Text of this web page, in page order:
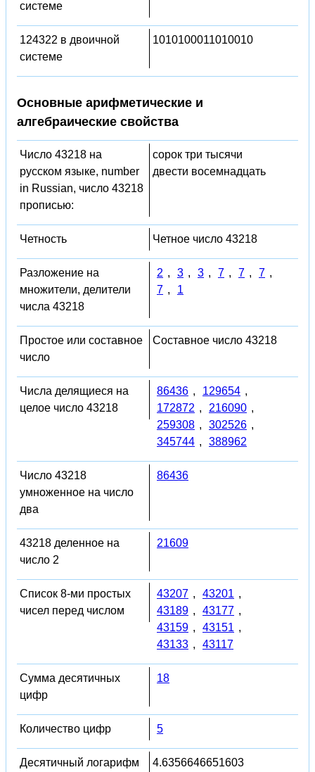
системе
124322 в двоичной
системе
1010100011010010
Основные арифметические и
алгебраические свойства
Число 43218 на
русском языке, number
in Russian, число 43218
прописью:
сорок три тысячи
двести восемнадцать
Четность Четное число 43218
Разложение на
множители, делители
числа 43218
2 , 3 , 3 , 7 , 7 , 7 ,
7 , 1
Простое или составное
число
Составное число 43218
Числа делящиеся на
целое число 43218
86436 , 129654 ,
172872 , 216090 ,
259308 , 302526 ,
345744 , 388962
Число 43218
умноженное на число
два
86436
43218 деленное на
число 2
21609
Список 8-ми простых
чисел перед числом
43207 , 43201 ,
43189 , 43177 ,
43159 , 43151 ,
43133 , 43117
Сумма десятичных
цифр
18
Количество цифр 5
Десятичный логарифм
4.6356646651603